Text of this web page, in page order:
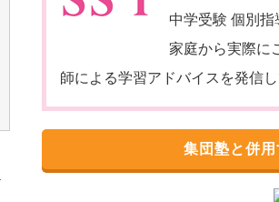
中学受験 個別
家庭から実際に
師による学習アドバイスを発信し
集団塾と併用